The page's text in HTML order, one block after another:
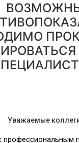
Уважаемые
профессиональным